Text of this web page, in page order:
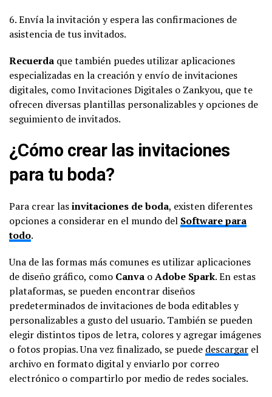
6. Envía la invitación y espera las confirmaciones de
asistencia de tus invitados.
Recuerda que también puedes utilizar aplicaciones
especializadas en la creación y envío de invitaciones
digitales, como Invitaciones Digitales o Zankyou, que te
ofrecen diversas plantillas personalizables y opciones de
seguimiento de invitados.
¿Cómo crear las invitaciones
para tu boda?
Para crear lasinvitaciones de boda, existen diferentes
opciones a considerar en el mundo del Software para
todo.
Una de las formas más comunes es utilizar aplicaciones
de diseño gráfico, como Canva oAdobe Spark. En estas
plataformas, se pueden encontrar diseños
predeterminados de invitaciones de boda editables y
personalizables a gusto del usuario. También se pueden
elegir distintos tipos de letra, colores y agregar imágenes
o fotos propias. Una vez finalizado, se puede descargar el
archivo en formato digital y enviarlo por correo
electrónico o compartirlo por medio de redes sociales.